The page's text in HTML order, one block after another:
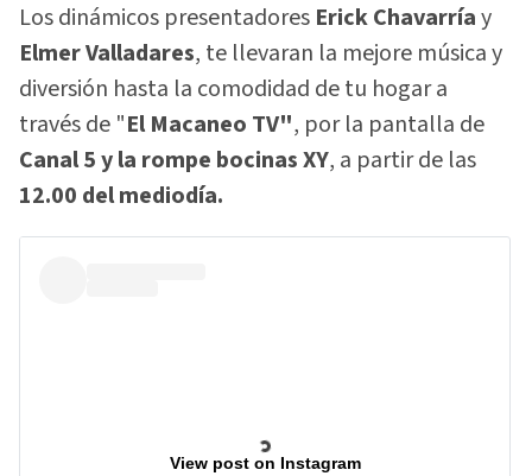
Los dinámicos presentadores Erick Chavarríay
Elmer Valladares, te llevaran la mejore música y
diversión hasta la comodidad de tu hogar a
través de "El Macaneo TV", por la pantalla de
Canal 5 y la rompe bocinas XY, a partir de las
12.00 del mediodía.
View post on Instagram